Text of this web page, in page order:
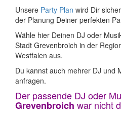
Unsere Party Plan wird Dir
der Planung Deiner perfekten
Wähle hier Deinen DJ oder
Stadt Grevenbroich in der
Westfalen aus.
Du kannst auch mehrer DJ und
anfragen.
Der passende DJ oder
Grevenbroich war nicht